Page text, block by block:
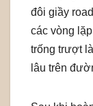
đôi giầy
các vòng
trống trượt
lâu trên